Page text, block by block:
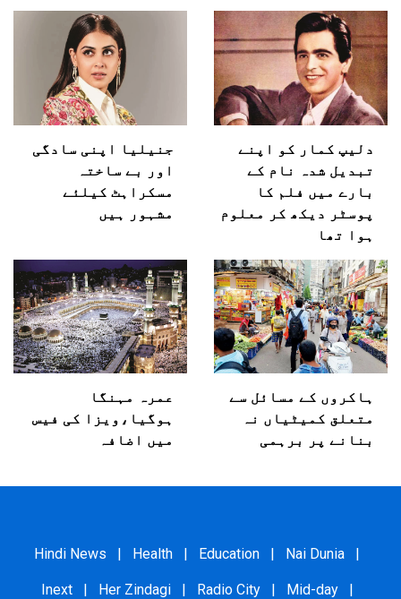
دلیپ کمار کو اپنے
تبدیل شدہ نام کے
بارے میں فلم کا
پوسٹر دیکھ کر معلوم
ہوا تھا
جنیلیا اپنی سادگی
اور بے ساختہ
مسکراہٹ کیلئے
مشہور ہیں
ہاکروں کے مسائل سے
متعلق کمیٹیاں نہ
بنانے پر برہمی
عمرہ مہنگا
ہوگیا،ویزا کی فیس
میں اضافہ
Hindi News | Health | Education | Nai Dunia |
Inext | Her Zindagi | Radio City | Mid-day |